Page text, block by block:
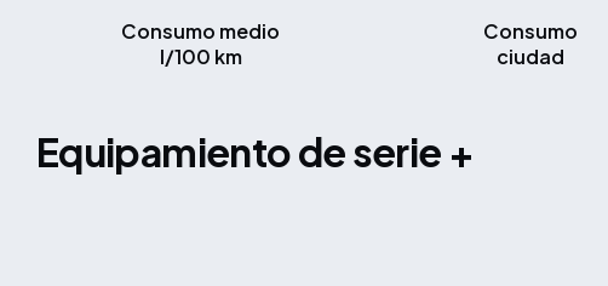
Consumo medio
l/100 km
Consumo
ciudad
equipamiento de serie +